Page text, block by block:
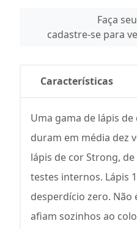
Faça
cadastre-se para
Características
Uma gama de lápis
duram em média dez
lápis de cor Strong,
testes internos. Lápis
desperdício zero. Não
afiam sozinhos ao